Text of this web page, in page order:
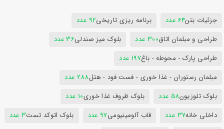
جزئیات بتن64 عدد برنامه ریزی تاریخی92 عدد
طراحی و مبلمان اتاق300 عدد بلوک میز صندلی36 عدد
طراحی پارک - محوطه - باغ197 عدد
مبلمان رستوران - غذا خوری - فست فود - هتل288 عدد
بلوک تلوزیون58 عدد بلوک ظروف غذا خوری10 عدد
داخلی خانه37 عدد قاب آلومینیومی97 عدد بلوک اتوکد تست3 عدد